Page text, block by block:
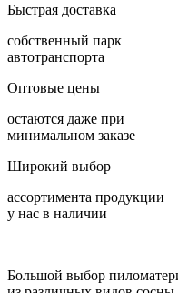
Быстрая доставка
собственный парк
автотранспорта
Оптовые цены
остаются даже при
минимальном заказе
Широкий выбор
ассортимента продукции
у нас в наличии
Большой выбор